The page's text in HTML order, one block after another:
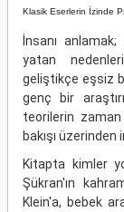
Klasik Eserlerin İzinde
İnsanı
yatan
geliştikçe eşsiz
genç bir
teorilerin
bakışı üzerinden
Kitapta kimler
Şükran'ın
Klein'a, bebek